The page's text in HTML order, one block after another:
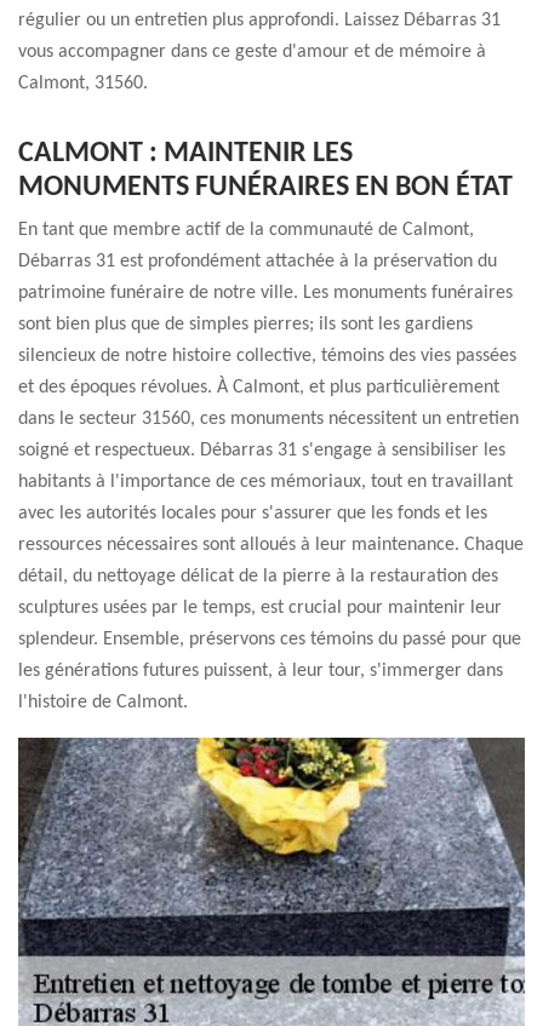
régulier ou un entretien plus approfondi. Laissez Débarras 31
vous accompagner dans ce geste d'amour et de mémoire à
Calmont, 31560.
CALMONT : MAINTENIR LES
MONUMENTS FUNÉRAIRES EN BON ÉTAT
En tant que membre actif de la communauté de Calmont,
Débarras 31 est profondément attachée à la préservation du
patrimoine funéraire de notre ville. Les monuments funéraires
sont bien plus que de simples pierres; ils sont les gardiens
silencieux de notre histoire collective, témoins des vies passées
et des époques révolues. À Calmont, et plus particulièrement
dans le secteur 31560, ces monuments nécessitent un entretien
soigné et respectueux. Débarras 31 s'engage à sensibiliser les
habitants à l'importance de ces mémoriaux, tout en travaillant
avec les autorités locales pour s'assurer que les fonds et les
ressources nécessaires sont alloués à leur maintenance. Chaque
détail, du nettoyage délicat de la pierre à la restauration des
sculptures usées par le temps, est crucial pour maintenir leur
splendeur. Ensemble, préservons ces témoins du passé pour que
les générations futures puissent, à leur tour, s'immerger dans
l'histoire de Calmont.